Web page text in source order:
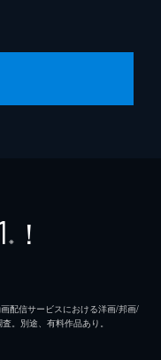
※ ！
配信サービスにおける洋画/邦画/
。別途、有料作品あり。